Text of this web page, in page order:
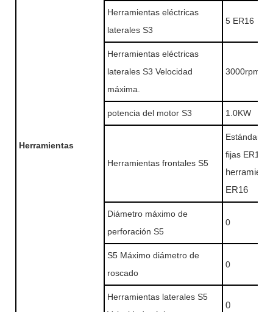
Herramientas
Herramientas eléctricas
laterales S3
5 ER16
Herramientas eléctricas
laterales S3 Velocidad
máxima.
3000rpm
potencia del motor S3 1.0KW
Herramientas frontales S5
Estándar 5
fijas ER16
ER16
Diámetro máximo de
perforación S5
0
S5 Máximo diámetro de
roscado
0
Herramientas laterales S5
0